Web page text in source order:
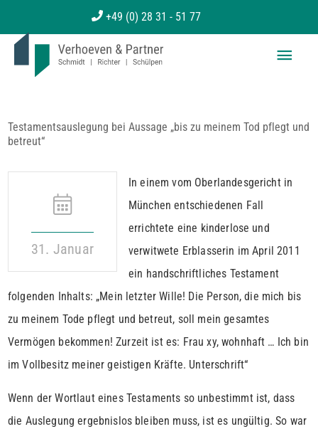
Inhalt
+49 (0) 28 31 - 51 77
Testamentsauslegung bei Aussage „bis zu meinem Tod pflegt und
betreut“
31. Januar
In einem vom Oberlandesgericht in
München entschiedenen Fall
errichtete eine kinderlose und
verwitwete Erblasserin im April 2011
ein handschriftliches Testament
folgenden Inhalts: „Mein letzter Wille! Die Person, die mich bis
zu meinem Tode pflegt und betreut, soll mein gesamtes
Vermögen bekommen! Zurzeit ist es: Frau xy, wohnhaft … Ich bin
im Vollbesitz meiner geistigen Kräfte. Unterschrift“
Wenn der Wortlaut eines Testaments so unbestimmt ist, dass
die Auslegung ergebnislos bleiben muss, ist es ungültig. So war